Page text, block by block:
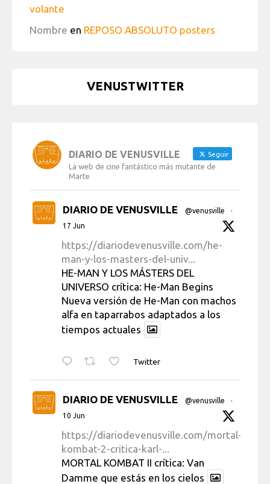
volante
Nombre en REPOSO ABSOLUTO posters
VENUSTWITTER
DIARIO DE VENUSVILLE Seguir
La web de cine fantástico más mutante de
Marte
DIARIO DE VENUSVILLE @venusville
·
17 Jun
https://diariodevenusville.com/he-
man-y-los-masters-del-univ...
HE-MAN Y LOS MÁSTERS DEL
UNIVERSO crítica: He-Man Begins
Nueva versión de He-Man con machos
alfa en taparrabos adaptados a los
tiempos actuales
Twitter
DIARIO DE VENUSVILLE @venusville
·
10 Jun
https://diariodevenusville.com/mortal-
kombat-2-critica-karl-...
MORTAL KOMBAT II crítica: Van
Damme que estás en los cielos